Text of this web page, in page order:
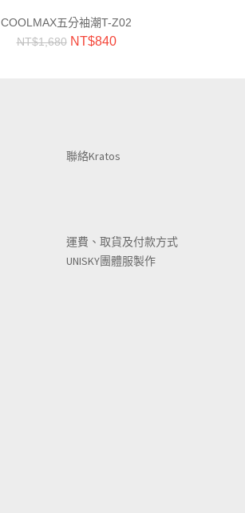
COOLMAX五分袖潮T-Z02
NT$1,680 NT$840
聯絡Kratos
運費、取貨及付款方式
UNISKY團體服製作